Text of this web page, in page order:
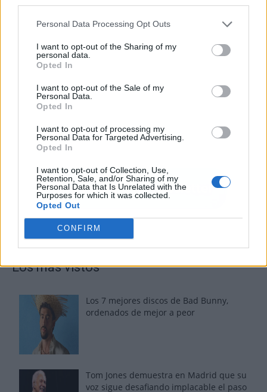
Personal Data Processing Opt Outs
I want to opt-out of the Sharing of my
personal data.
Opted In
I want to opt-out of the Sale of my
Personal Data.
Opted In
I want to opt-out of processing my
Personal Data for Targeted Advertising.
Opted In
I want to opt-out of Collection, Use,
Retention, Sale, and/or Sharing of my
Personal Data that Is Unrelated with the
Purposes for which it was collected.
Opted Out
CONFIRM
Los más vistos
Los 7 mejores discos de Bad Bunny,
ordenados de mejor a peor
Tom Jones demuestra en Madrid que su
voz sigue desafiando implacable el paso